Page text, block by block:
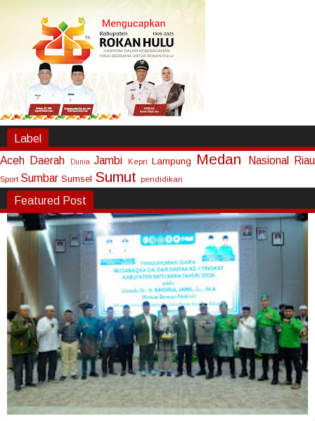
Label
Aceh Daerah Dunia Jambi Kepri Lampung Medan Nasional Riau
Sport Sumbar Sumsel Sumut pendidikan
Featured Post